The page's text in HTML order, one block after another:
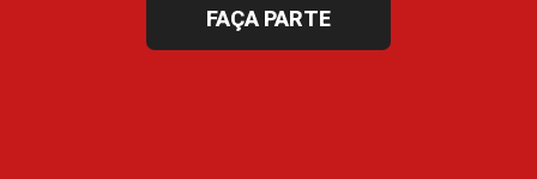
FAÇA PARTE